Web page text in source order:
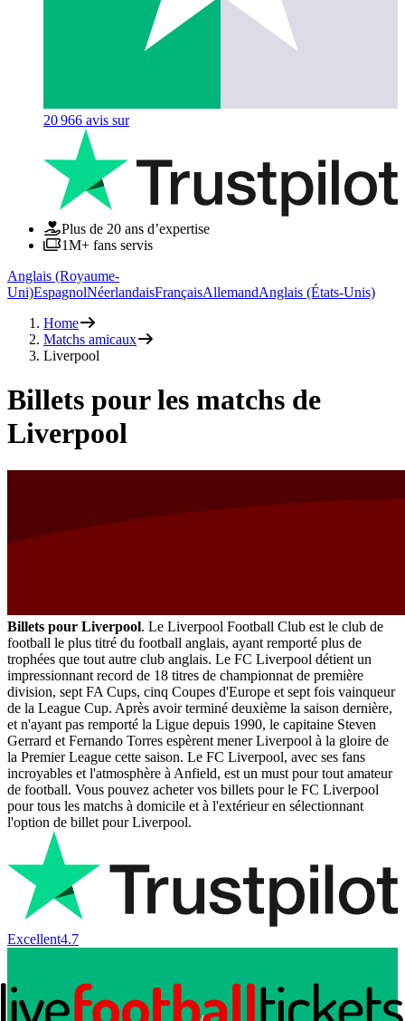
20 966 avis sur
Plus de 20 ans d’expertise
1M+ fans servis
Anglais (Royaume-
Uni)EspagnolNéerlandaisFrançaisAllemandAnglais (États-Unis)
Home
Matchs amicaux
Liverpool
Billets pour les matchs de
Liverpool
Billets pour Liverpool. Le Liverpool Football Club est le club de
football le plus titré du football anglais, ayant remporté plus de
trophées que tout autre club anglais. Le FC Liverpool détient un
impressionnant record de 18 titres de championnat de première
division, sept FA Cups, cinq Coupes d'Europe et sept fois vainqueur
de la League Cup. Après avoir terminé deuxième la saison dernière,
et n'ayant pas remporté la Ligue depuis 1990, le capitaine Steven
Gerrard et Fernando Torres espèrent mener Liverpool à la gloire de
la Premier League cette saison. Le FC Liverpool, avec ses fans
incroyables et l'atmosphère à Anfield, est un must pour tout amateur
de football. Vous pouvez acheter vos billets pour le FC Liverpool
pour tous les matchs à domicile et à l'extérieur en sélectionnant
l'option de billet pour Liverpool.
Excellent4.7